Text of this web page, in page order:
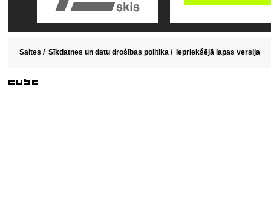
Saites / Sīkdatnes un datu drošības politika / Iepriekšējā lapas versija